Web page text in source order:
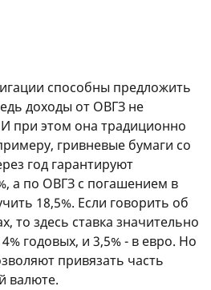
способны предложить
доходы от ОВГЗ не
при этом она традиционно
гривневые бумаги со
год гарантируют
а по ОВГЗ с погашением в
18,5%. Если говорить об
то здесь ставка значительно
годовых, и 3,5% - в евро. Но
привязать часть
валюте.